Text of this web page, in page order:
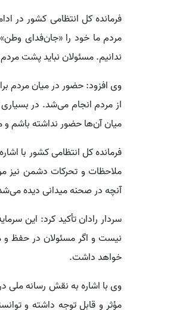
فرمانده کل انتظامی کشور در
مردم ما خود را «جان‌فدای
ندانیم. مسئولان نباید پشت مردم
وی افزود: حضور در میان مردم
از مردم انجام می‌شد. در بسیاری
میان آن‌ها حضور نداشته باشم و
فرمانده کل انتظامی کشور با
ملاحظات و تحرکات دشمن نیز
آنچه در صحنه میدانی دیده
سردار رادان تأکید کرد: این
نیست و اگر مسئولان در حفظ و
خواهد داشت.
وی با اشاره به نقش رسانه ملی
مؤثر و قابل توجه داشته و